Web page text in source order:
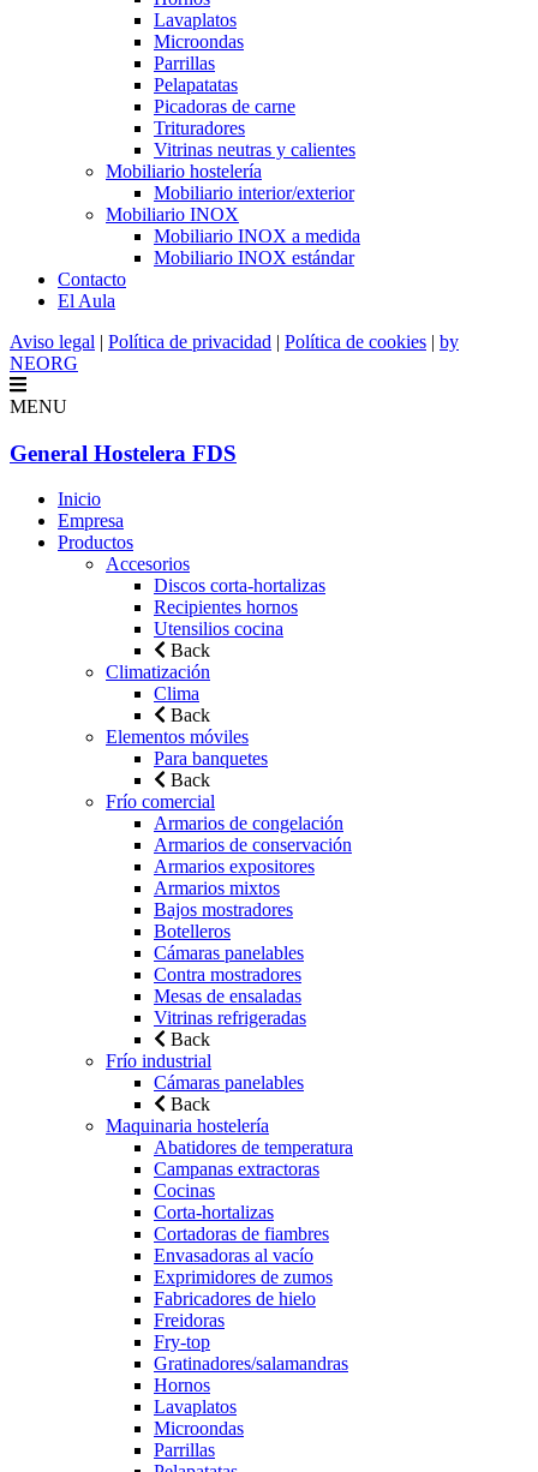
Lavaplatos
Microondas
Parrillas
Pelapatatas
Picadoras de carne
Trituradores
Vitrinas neutras y calientes
Mobiliario hostelería
Mobiliario interior/exterior
Mobiliario INOX
Mobiliario INOX a medida
Mobiliario INOX estándar
Contacto
El Aula
Aviso legal | Política de privacidad | Política de cookies | by
NEORG
MENU
General Hostelera FDS
Inicio
Empresa
Productos
Accesorios
Discos corta-hortalizas
Recipientes hornos
Utensilios cocina
Back
Climatización
Clima
Back
Elementos móviles
Para banquetes
Back
Frío comercial
Armarios de congelación
Armarios de conservación
Armarios expositores
Armarios mixtos
Bajos mostradores
Botelleros
Cámaras panelables
Contra mostradores
Mesas de ensaladas
Vitrinas refrigeradas
Back
Frío industrial
Cámaras panelables
Back
Maquinaria hostelería
Abatidores de temperatura
Campanas extractoras
Cocinas
Corta-hortalizas
Cortadoras de fiambres
Envasadoras al vacío
Exprimidores de zumos
Fabricadores de hielo
Freidoras
Fry-top
Gratinadores/salamandras
Hornos
Lavaplatos
Microondas
Parrillas